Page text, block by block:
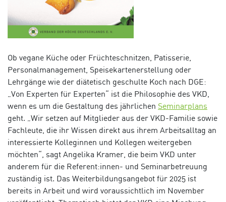
Ob vegane Küche oder Früchteschnitzen, Patisserie,
Personalmanagement, Speisekartenerstellung oder
Lehrgänge wie der diätetisch geschulte Koch nach DGE:
„Von Experten für Experten“ ist die Philosophie des VKD,
wenn es um die Gestaltung des jährlichen Seminarplans
geht. „Wir setzen auf Mitglieder aus der VKD-Familie sowie
Fachleute, die ihr Wissen direkt aus ihrem Arbeitsalltag an
interessierte Kolleginnen und Kollegen weitergeben
möchten“, sagt Angelika Kramer, die beim VKD unter
anderem für die Referent:innen- und Seminarbetreuung
zuständig ist. Das Weiterbildungsangebot für 2025 ist
bereits in Arbeit und wird voraussichtlich im November